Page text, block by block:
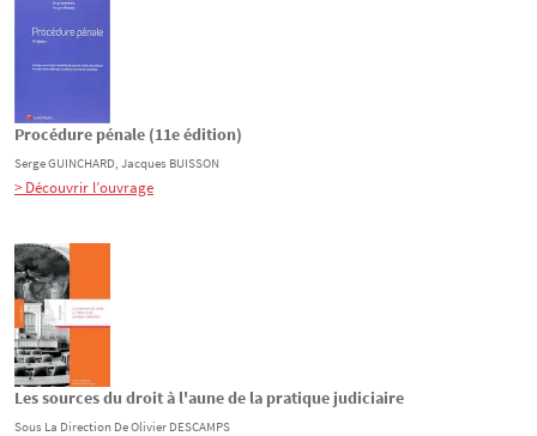
Procédure pénale (11e édition)
SergeGUINCHARD, Jacques BUISSON
> Découvrir l’ouvrage
Les sources du droit à l'aune de la pratique judiciaire
Sous La Direction DeOlivier DESCAMPS